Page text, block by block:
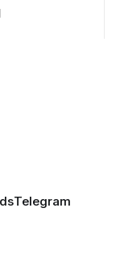
Telegram